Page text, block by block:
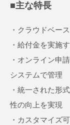
■主な特長
・クラウドベー
・給付金を実施
・オンライン申
システムで管理
・統一された形
性の向上を実現
・カスタマイズ